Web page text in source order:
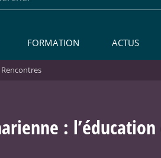
FORMATION ACTUS
Rencontres
: